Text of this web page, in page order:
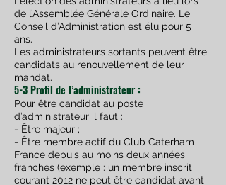
de l’Assemblée Générale Ordinaire. Le
Conseil d’Administration est élu pour 5
ans.
Les administrateurs sortants peuvent être
candidats au renouvellement de leur
mandat.
5-3 Profil de l’administrateur :
Pour être candidat au poste
d’administrateur il faut :
- Être majeur ;
- Être membre actif du Club Caterham
France depuis au moins deux années
franches (exemple : un membre inscrit
courant 2012 ne peut être candidat avant